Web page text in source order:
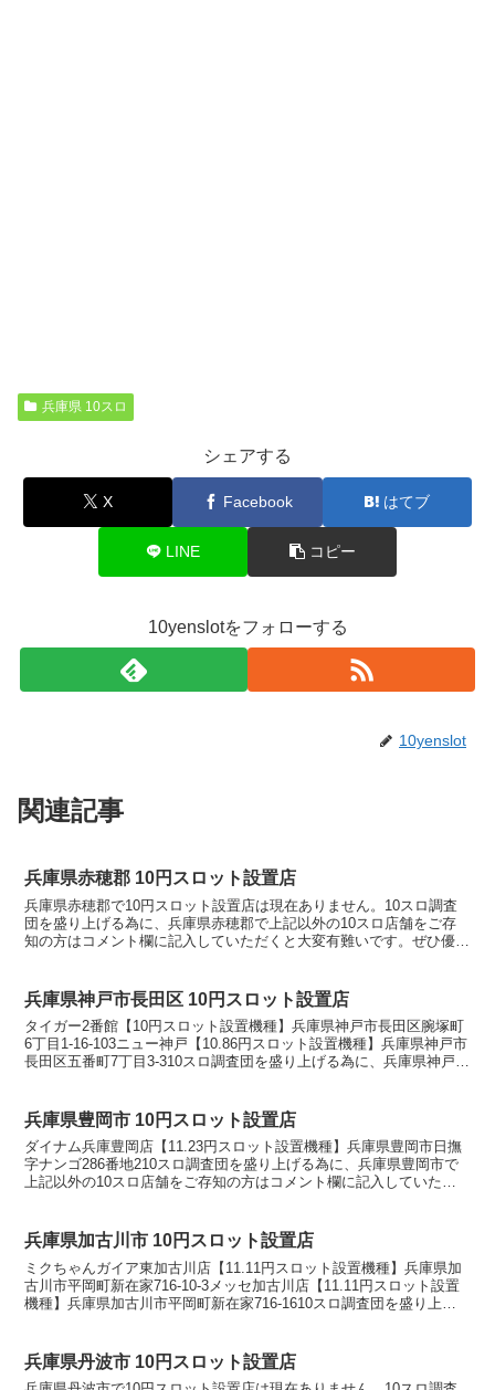
兵庫県 10スロ
シェアする
X Facebook はてブ
LINE コピー
10yenslotをフォローする
10yenslot
関連記事
兵庫県赤穂郡 10円スロット設置店
兵庫県赤穂郡で10円スロット設置店は現在ありません。10スロ調査
団を盛り上げる為に、兵庫県赤穂郡で上記以外の10スロ店舗をご存
知の方はコメント欄に記入していただくと大変有難いです。ぜひ優良
兵庫県神戸市長田区 10円スロット設置店
タイガー2番館【10円スロット設置機種】兵庫県神戸市長田区腕塚町
6丁目1-16-103ニュー神戸【10.86円スロット設置機種】兵庫県神戸市
長田区五番町7丁目3-310スロ調査団を盛り上げる為に、兵庫県神戸市
兵庫県豊岡市 10円スロット設置店
ダイナム兵庫豊岡店【11.23円スロット設置機種】兵庫県豊岡市日撫
字ナンゴ286番地210スロ調査団を盛り上げる為に、兵庫県豊岡市で
上記以外の10スロ店舗をご存知の方はコメント欄に記入していただ
兵庫県加古川市 10円スロット設置店
ミクちゃんガイア東加古川店【11.11円スロット設置機種】兵庫県加
古川市平岡町新在家716-10-3メッセ加古川店【11.11円スロット設置
機種】兵庫県加古川市平岡町新在家716-1610スロ調査団を盛り上げ
兵庫県丹波市 10円スロット設置店